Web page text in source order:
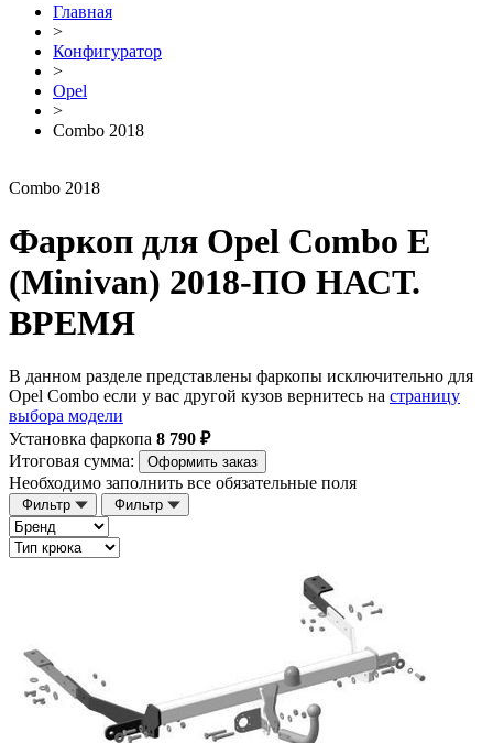
Главная
>
Конфигуратор
>
Opel
>
Combo 2018
Combo 2018
Фаркоп для Opel Combo E
(Minivan) 2018-ПО НАСТ.
ВРЕМЯ
В данном разделе представлены фаркопы исключительно для
Opel Combo если у вас другой кузов вернитесь на страницу
выбора модели
Установка фаркопа 8 790 ₽
Итоговая сумма:
Оформить заказ
Необходимо заполнить все обязательные поля
Фильтр Фильтр